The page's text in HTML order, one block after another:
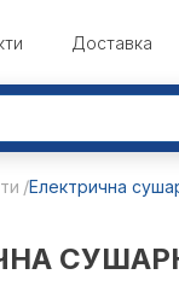
Доставка
Електрична